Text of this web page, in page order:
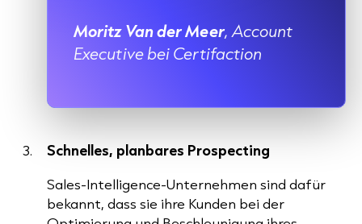
Moritz Van der Meer, Account
Executive bei Certifaction
Schnelles, planbares Prospecting
Sales-Intelligence-Unternehmen sind dafür
bekannt, dass sie ihre Kunden bei der